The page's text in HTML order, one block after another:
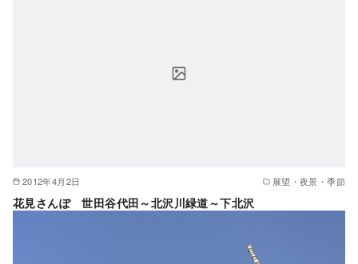
2012年4月2日 展望・夜景・季節
花見さんぽ 世田谷代田～北沢川緑道～下北沢